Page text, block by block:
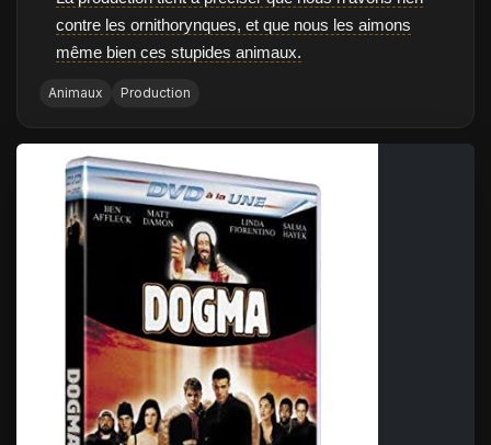
contre les ornithorynques, et que nous les aimons
même bien ces stupides animaux.
Animaux Production